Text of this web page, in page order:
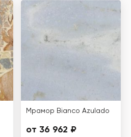
Мрамор Bianco Azulado
от 36 962 ₽